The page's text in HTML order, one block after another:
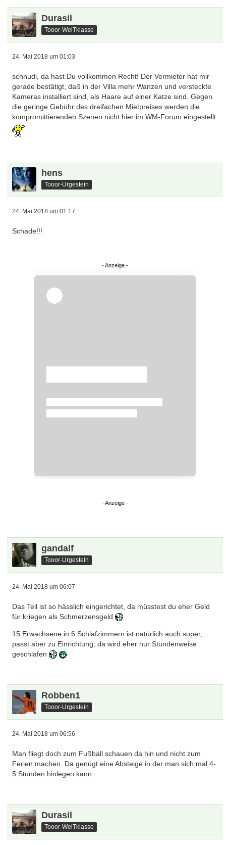
Durasil
Tooor-WelTklasse
24. Mai 2018 um 01:03
schnudi, da hast Du vollkommen Recht! Der Vermieter hat mir
gerade bestätigt, daß in der Villa mehr Wanzen und versteckte
Kameras installiert sind, als Haare auf einer Katze sind. Gegen
die geringe Gebühr des dreifachen Mietpreises werden die
kompromittierenden Szenen nicht hier im WM-Forum eingestellt.
hens
Tooor-Urgestein
24. Mai 2018 um 01:17
Schade!!!
gandalf
Tooor-Urgestein
24. Mai 2018 um 06:07
Das Teil ist so hässlich eingerichtet, da müsstest du eher Geld
für kriegen als Schmerzensgeld
15 Erwachsene in 6 Schlafzimmern ist natürlich auch super,
passt aber zu Einrichtung, da wird eher nur Stundenweise
geschlafen
Robben1
Tooor-Urgestein
24. Mai 2018 um 06:56
Man fliegt doch zum Fußball schauen da hin und nicht zum
Ferien machen. Da genügt eine Absteige in der man sich mal 4-
5 Stunden hinlegen kann.
Durasil
Tooor-WelTklasse